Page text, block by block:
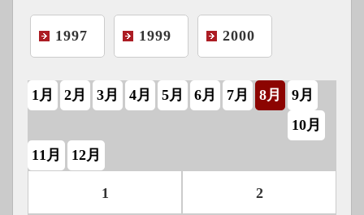
1997 1999 2000
1月 2月 3月 4月 5月 6月 7月 8月
9月
10月
11月
12月
1 2